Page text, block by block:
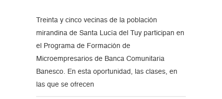
Treinta y cinco vecinas de la población
mirandina de Santa Lucía del Tuy participan en
el Programa de Formación de
Microempresarios de Banca Comunitaria
Banesco. En esta oportunidad, las clases, en
las que se ofrecen